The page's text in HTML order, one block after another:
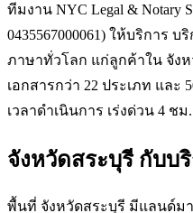
ทีมงาน NYC Legal & Notary
0435567000061) ให้บริการ
ภาษาทั่วโลก แก่ลูกค้าใน จังห
เอกสารกว่า 22 ประเภท และ
เวลาดำเนินการ เร่งด่วน 4 ช
จังหวัดสระบุรีกับบริ
พื้นที่ จังหวัดสระบุรี มีแลนด์ม